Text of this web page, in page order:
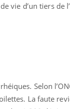
vie d’un tiers de
Selon
La faute